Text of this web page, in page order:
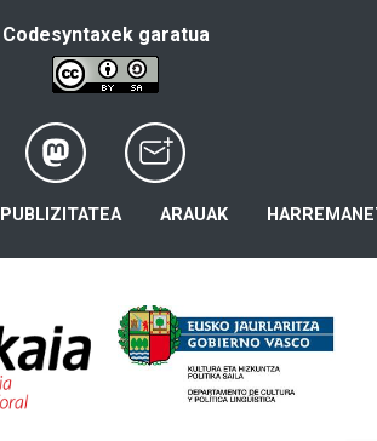
Codesyntaxek garatua
PUBLIZITATEA ARAUAK